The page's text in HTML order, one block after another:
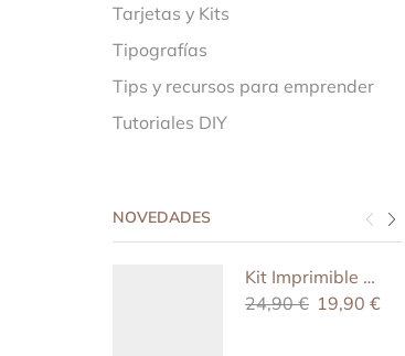
Tarjetas y Kits
Tipografías
Tips y recursos para emprender
Tutoriales DIY
NOVEDADES
Kit Imprimible para Cumpleaños - Patrulla Canina
24,90€ 19,90 €